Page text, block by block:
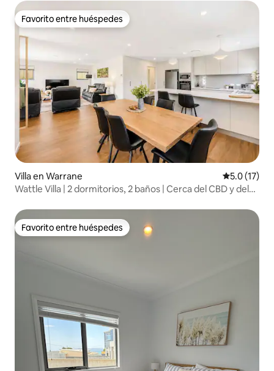
Favorito entre huéspedes
Favorito entre huéspedes
Villa en Warrane Calificación
5.0 (17)
Wattle Villa | 2 dormitorios, 2 baños | Cerca del CBD y del
Favorito entre huéspedes
Favorito entre huéspedes